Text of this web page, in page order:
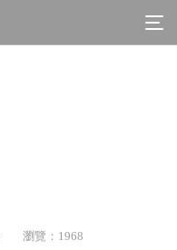
瀏覽：1968